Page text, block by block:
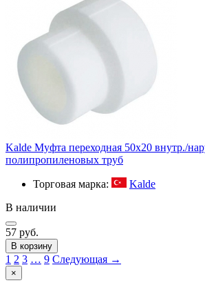
Kalde Муфта переходная 50х20 внутр./
полипропиленовых труб
Торговая марка:
Kalde
В наличии
57 руб.
В корзину
1 2 3 … 9 Следующая →
×